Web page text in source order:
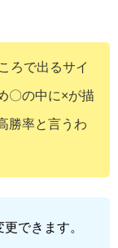
ろで出るサイ
〇の中に×が描
勝率と言うわ
できます。